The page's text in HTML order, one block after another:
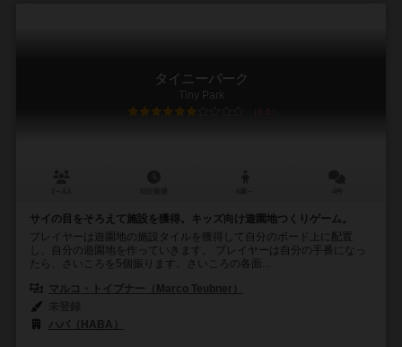
タイニーパーク
Tiny Park
6.0
サイの目をそろえて施設を獲得。キッズ向け遊園地つくりゲーム。
プレイヤーは遊園地の施設タイルを獲得して自分のボード上に配置
し、自分の遊園地を作っていきます。 プレイヤーは自分の手番になっ
たら、さいころを5個振ります。さいころの各面...
マルコ・トイブナー（Marco Teubner）
ハバ（HABA）